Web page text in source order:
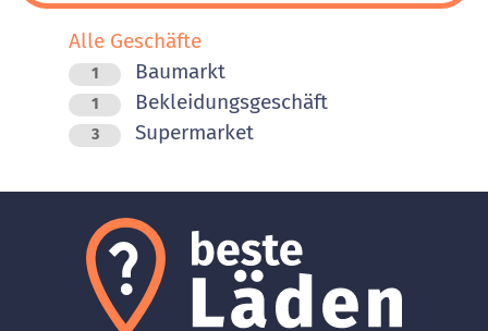
Alle Geschäfte
1 Baumarkt
1 Bekleidungsgeschäft
3 Supermarket